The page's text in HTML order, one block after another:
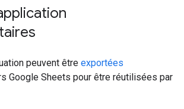
peuvent être exportées
Google Sheets pour être réutilisées par